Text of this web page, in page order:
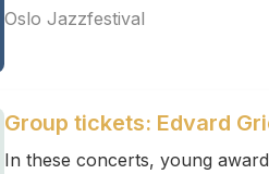
Oslo Jazzfestival
Group tickets: Edvard
In these concerts, young